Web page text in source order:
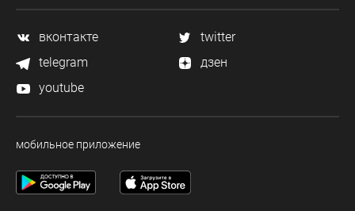
вконтакте
twitter
telegram
дзен
youtube
мобильное приложение